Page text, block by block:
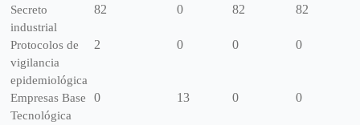
Secreto
industrial
82 0 82 82
Protocolos de
vigilancia
epidemiológica
2 0 0 0
Empresas Base
Tecnológica
0 13 0 0